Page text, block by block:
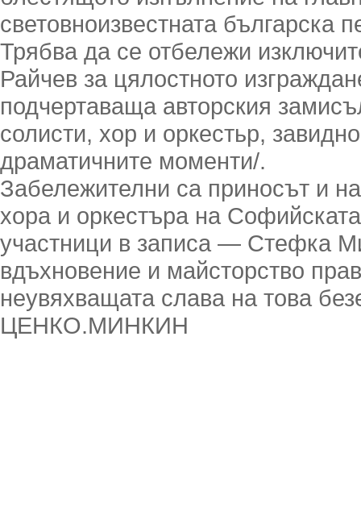
световноизвестната
Трябва да се отбележи
Райчев за цялостното
подчертаваща авторския
солисти, хор и оркестьр,
драматичните моменти/.
Забележителни са приносът и
хора и оркестъра на
участници в записа — Стефка
вдъхновение и майсторство
неувяхващата слава на това
ЦЕНКО.МИНКИН